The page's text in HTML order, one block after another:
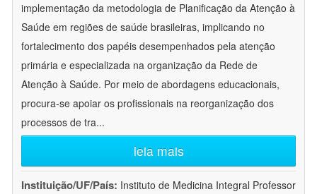
implementação da metodologia de Planificação da Atenção à
Saúde em regiões de saúde brasileiras, implicando no
fortalecimento dos papéis desempenhados pela atenção
primária e especializada na organização da Rede de
Atenção à Saúde. Por meio de abordagens educacionais,
procura-se apoiar os profissionais na reorganização dos
processos de tra...
leia mais
Instituição/UF/País: Instituto de Medicina Integral Professor